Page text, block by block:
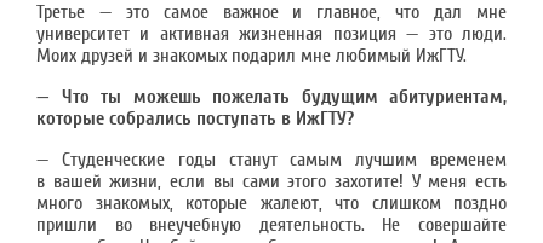
Третье — это самое важное и главное, что дал мне
университет и активная жизненная позиция — это люди.
Моих друзей и знакомых подарил мне любимый ИжГТУ.
— Что ты можешь пожелать будущим абитуриентам,
которые собрались поступать в ИжГТУ?
— Студенческие годы станут самым лучшим временем
в вашей жизни, если вы сами этого захотите! У меня есть
много знакомых, которые жалеют, что слишком поздно
пришли во внеучебную деятельность. Не совершайте